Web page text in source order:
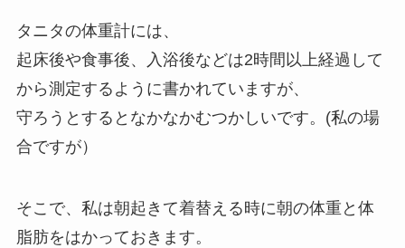
タニタの体重計には、
起床後や食事後、入浴後などは2時間以上経過して
から測定するように書かれていますが、
守ろうとするとなかなかむつかしいです。(私の場
合ですが）
そこで、私は朝起きて着替える時に朝の体重と体
脂肪をはかっておきます。